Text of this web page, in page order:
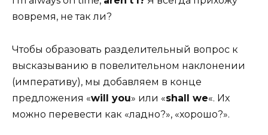
вовремя, не так ли?
Чтобы образовать разделительный вопрос к
высказыванию в повелительном наклонении
(императиву), мы добавляем в конце
предложения «will you» или «shall we«. Их
можно перевести как «ладно?», «хорошо?».